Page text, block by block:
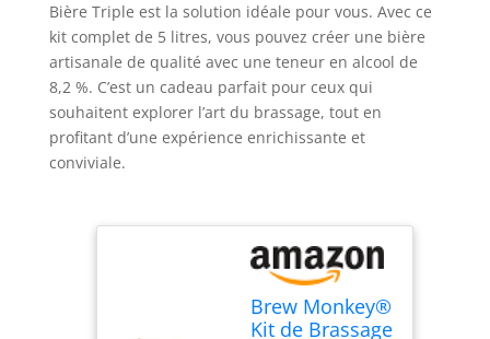
Bière Triple est la solution idéale pour vous. Avec ce
kit complet de 5 litres, vous pouvez créer une bière
artisanale de qualité avec une teneur en alcool de
8,2 %. C’est un cadeau parfait pour ceux qui
souhaitent explorer l’art du brassage, tout en
profitant d’une expérience enrichissante et
conviviale.
Brew Monkey®
Kit de Brassage